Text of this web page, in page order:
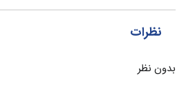
نظرات
بدون نظر